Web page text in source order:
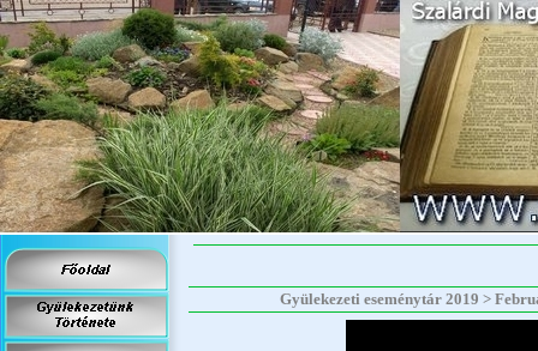
Gyülekezeti eseménytár 2019 >